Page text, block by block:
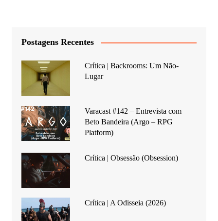
Postagens Recentes
Crítica | Backrooms: Um Não-
Lugar
Varacast #142 – Entrevista com
Beto Bandeira (Argo – RPG
Platform)
Crítica | Obsessão (Obsession)
Crítica | A Odisseia (2026)